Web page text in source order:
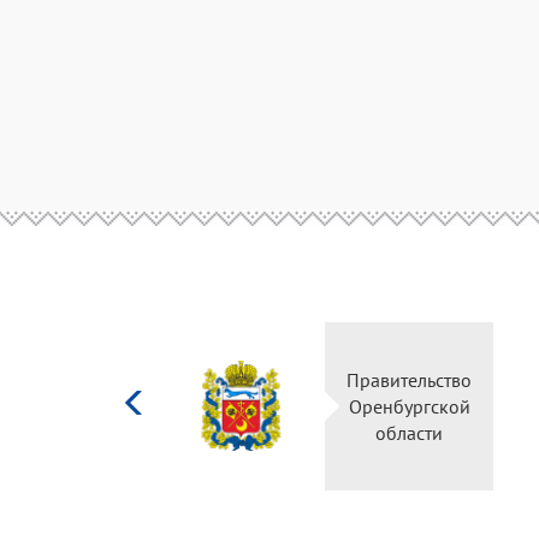
Правительство
Оренбургской
области